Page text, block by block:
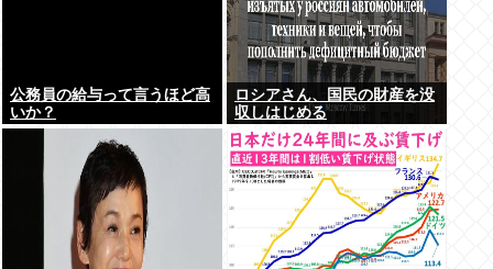
公務員の給与って言うほど高
いか？
ロシアさん、国民の財産を没
収しはじめる